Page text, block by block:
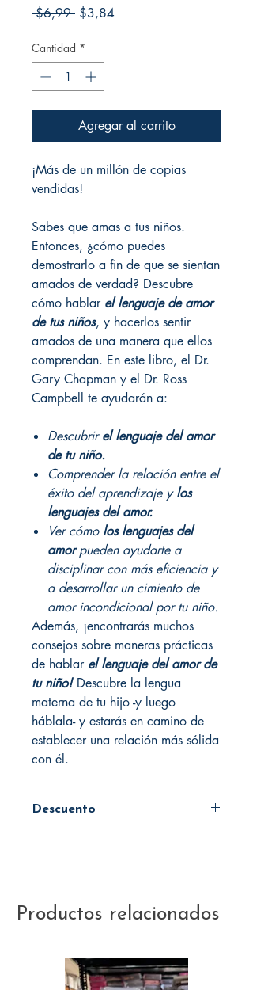
$6,99 Precio
$3,84Precio
Cantidad *
Agregar al carrito
¡Más de un millón de copias
vendidas!
Sabes que amas a tus niños.
Entonces, ¿cómo puedes
demostrarlo a fin de que se sientan
amados de verdad? Descubre
cómo hablar el lenguaje de amor
de tus niños, y hacerlos sentir
amados de una manera que ellos
comprendan. En este libro, el Dr.
Gary Chapman y el Dr. Ross
Campbell te ayudarán a:
Descubrirel lenguaje del amor
de tu niño.
Comprender la relación entre el
éxito del aprendizaje ylos
lenguajes del amor.
Ver cómo los lenguajes del
amorpueden ayudarte a
disciplinar con más eficiencia y
a desarrollar un cimiento de
amor incondicional por tu niño.
Además, ¡encontrarás muchos
consejos sobre maneras prácticas
de hablar el lenguaje del amor de
tu niño!Descubre la lengua
materna de tu hijo -y luego
háblala- y estarás en camino de
establecer una relación más sólida
con él.
Descuento
Productos relacionados